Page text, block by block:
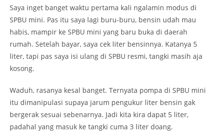
Saya inget banget waktu pertama kali ngalamin modus di
SPBU mini. Pas itu saya lagi buru-buru, bensin udah mau
habis, mampir ke SPBU mini yang baru buka di daerah
rumah. Setelah bayar, saya cek liter bensinnya. Katanya 5
liter, tapi pas saya isi ulang di SPBU resmi, tangki masih aja
kosong.
Waduh, rasanya kesal banget. Ternyata pompa di SPBU mini
itu dimanipulasi supaya jarum pengukur liter bensin gak
bergerak sesuai sebenarnya. Jadi kita kira dapat 5 liter,
padahal yang masuk ke tangki cuma 3 liter doang.